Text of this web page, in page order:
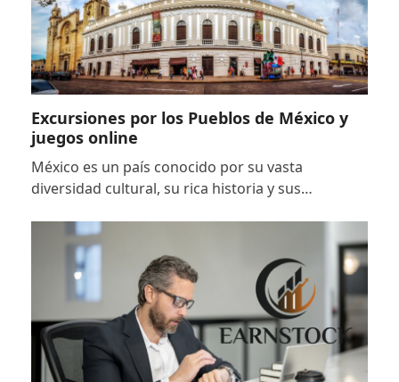
Excursiones por los Pueblos de México y
juegos online
México es un país conocido por su vasta
diversidad cultural, su rica historia y sus…